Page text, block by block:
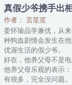
商刻羽表情真诚：“贵
离家出走·身无分文的
商刻羽皱起眉。
岁聿云更加真诚：“贵
“……”
*
山川明月故人约
内容标签： 灵异神怪
真假少爷携手出
作者： 言笙笙
姜怀瑜品学兼优，从
种狗血剧情会发生在
优渥生活的假少爷。
好在，他养父母不是
他养父母乐观的表示
有很多，完全没问题。